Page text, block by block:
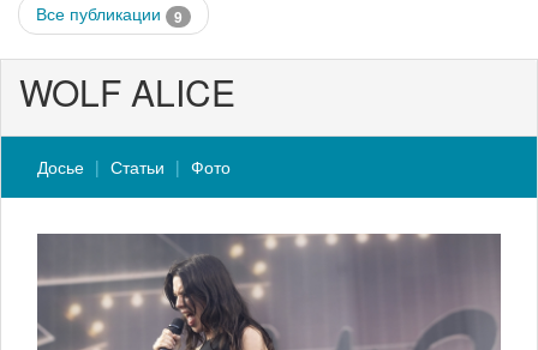
Все публикации 9
WOLF ALICE
Досье Статьи Фото